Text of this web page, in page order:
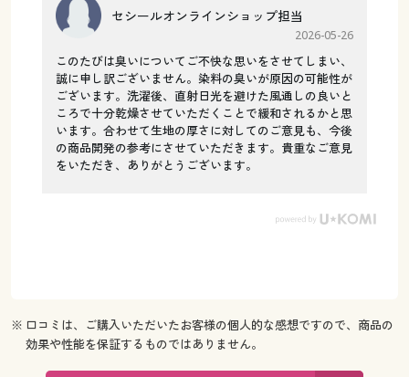
セシールオンラインショップ担当
2026-05-26
このたびは臭いについてご不快な思いをさせてしまい、
誠に申し訳ございません。染料の臭いが原因の可能性が
ございます。洗濯後、直射日光を避けた風通しの良いと
ころで十分乾燥させていただくことで緩和されるかと思
います。合わせて生地の厚さに対してのご意見も、今後
の商品開発の参考にさせていただきます。貴重なご意見
をいただき、ありがとうございます。
※ 口コミは、ご購入いただいたお客様の個人的な感想ですので、商品の
効果や性能を保証するものではありません。